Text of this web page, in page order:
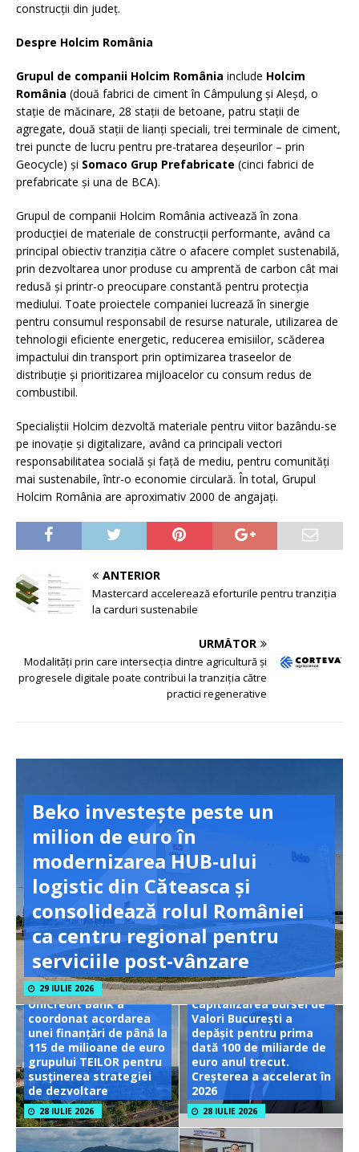
construcții din județ.
Despre Holcim România
Grupul de companii Holcim România include Holcim
România (două fabrici de ciment în Câmpulung și Aleșd, o
stație de măcinare, 28 stații de betoane, patru stații de
agregate, două stații de lianți speciali, trei terminale de ciment,
trei puncte de lucru pentru pre-tratarea deșeurilor – prin
Geocycle) și Somaco Grup Prefabricate (cinci fabrici de
prefabricate și una de BCA).
Grupul de companii Holcim România activează în zona
producției de materiale de construcții performante, având ca
principal obiectiv tranziția către o afacere complet sustenabilă,
prin dezvoltarea unor produse cu amprentă de carbon cât mai
redusă și printr-o preocupare constantă pentru protecția
mediului. Toate proiectele companiei lucrează în sinergie
pentru consumul responsabil de resurse naturale, utilizarea de
tehnologii eficiente energetic, reducerea emisiilor, scăderea
impactului din transport prin optimizarea traseelor de
distribuție și prioritizarea mijloacelor cu consum redus de
combustibil.
Specialiștii Holcim dezvoltă materiale pentru viitor bazându-se
pe inovație și digitalizare, având ca principali vectori
responsabilitatea socială și față de mediu, pentru comunități
mai sustenabile, într-o economie circulară. În total, Grupul
Holcim România are aproximativ 2000 de angajați.
ANTERIOR
Mastercard accelerează eforturile pentru tranziția
la carduri sustenabile
URMĂTOR
Modalități prin care intersecția dintre agricultură și
progresele digitale poate contribui la tranziția către
practici regenerative
Beko investește peste un
milion de euro în
modernizarea HUB-ului
logistic din Căteasca și
consolidează rolul României
ca centru regional pentru
serviciile post-vânzare
29 IULIE 2026
UniCredit Bank a
coordonat acordarea
unei finanțări de până la
115 de milioane de euro
grupului TEILOR pentru
susținerea strategiei
de dezvoltare
28 IULIE 2026
Capitalizarea Bursei de
Valori București a
depășit pentru prima
dată 100 de miliarde de
euro anul trecut.
Creșterea a accelerat în
2026
28 IULIE 2026